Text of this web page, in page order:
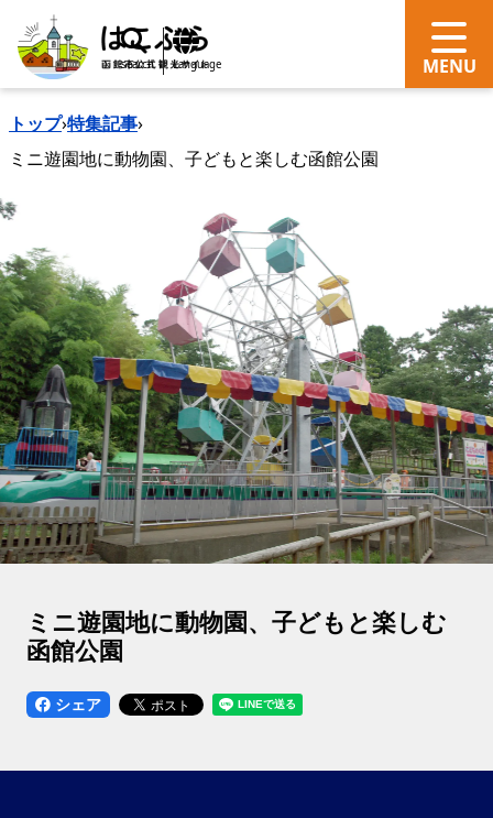
search Language
トップ›特集記事›
ミニ遊園地に動物園、子どもと楽しむ函館公園
ミニ遊園地に動物園、子どもと楽しむ
函館公園
シェア